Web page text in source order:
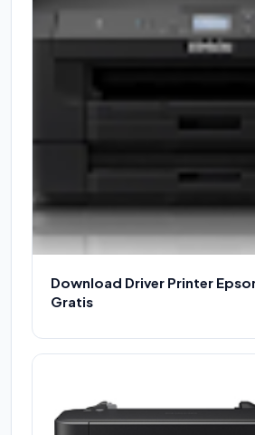
Download Driver Printer Epson
Gratis